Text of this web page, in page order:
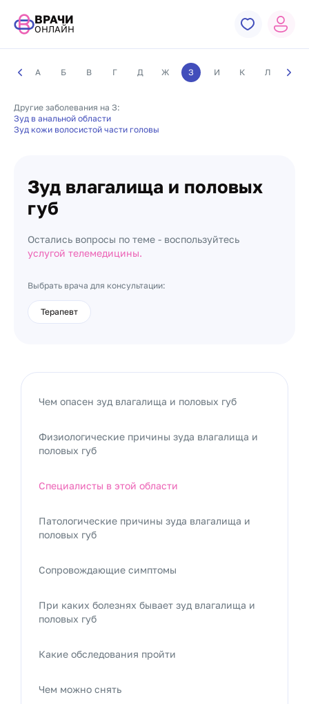
ВРАЧИ
ОНЛАЙН
А Б В Г Д Ж З И К Л М
Другие заболевания на З:
Зуд в анальной области
Зуд кожи волосистой части головы
Зуд влагалища и половых
губ
Остались вопросы по теме - воспользуйтесь
услугой телемедицины.
Выбрать врача для консультации:
Терапевт
Чем опасен зуд влагалища и половых губ
Физиологические причины зуда влагалища и
половых губ
Специалисты в этой области
Патологические причины зуда влагалища и
половых губ
Сопровождающие симптомы
При каких болезнях бывает зуд влагалища и
половых губ
Какие обследования пройти
Чем можно снять